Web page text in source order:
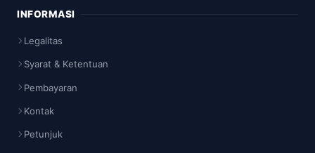
INFORMASI
Legalitas
Syarat & Ketentuan
Pembayaran
Kontak
Petunjuk